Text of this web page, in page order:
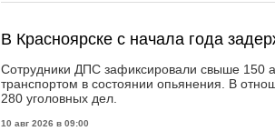
В Красноярске с начала года
Сотрудники ДПС зафиксировали свыше 150
транспортом в состоянии опьянения. В
280 уголовных дел.
10 авг 2026 в 09:00